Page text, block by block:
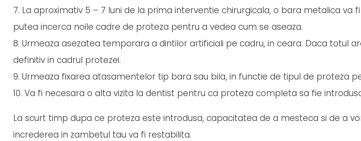
7. La aproximativ 5 – 7 luni de la prima interventie chirurgicala, o bara metalica va
putea incerca noile cadre de proteza pentru a vedea cum se aseaza.
8. Urmeaza asezatea temporara a dintilor artificiali pe cadru, in ceara. Daca totul
definitiv in cadrul protezei.
9. Urmeaza fixarea atasamentelor tip bara sau bila, in functie de tipul de proteza
10. Va fi necesara o alta vizita la dentist pentru ca proteza completa sa fie
La scurt timp dupa ce proteza este introdusa, capacitatea de a mesteca si de a
increderea in zambetul tau va fi restabilita.